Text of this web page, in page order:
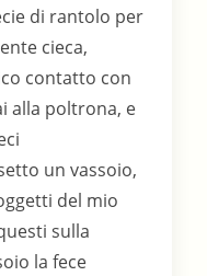
di rantolo per
cieca,
contatto con
alla poltrona, e
un vassoio,
del mio
sulla
la fece